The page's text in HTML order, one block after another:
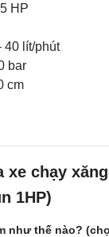
HP
lít/phút
bar
cm
chạy
1HP)
như thế nào?